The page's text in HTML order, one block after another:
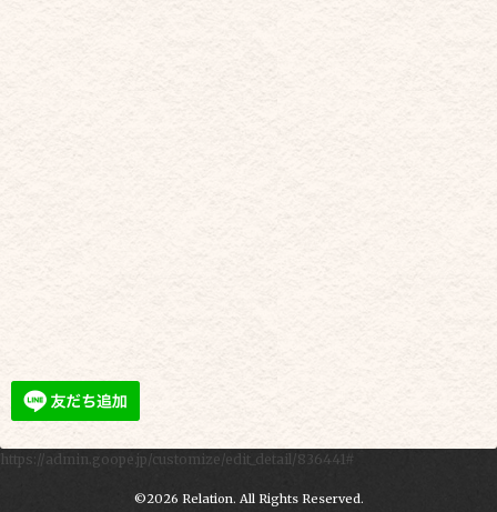
https://admin.goope.jp/customize/edit_detail/836441#
©2026 Relation. All Rights Reserved.